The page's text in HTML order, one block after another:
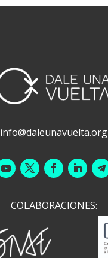
info@daleunavuelta.org
COLABORACIONES: